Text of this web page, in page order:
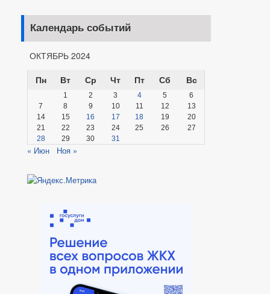
Календарь событий
ОКТЯБРЬ 2024
Пн
Вт Ср Чт Пт Сб Вс
1 2 3 4 5
6
7
8 9 10 11 12
13
14
15 16 17 18 19
20
21
22 23 24 25 26
27
28
29 30 31
« Июн Ноя »